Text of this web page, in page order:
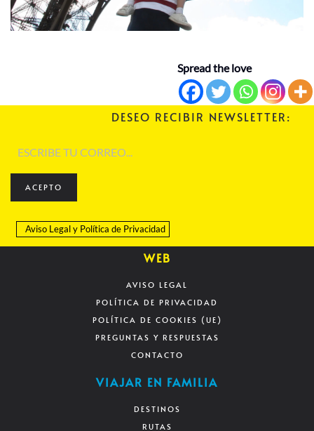
Spread the love
DESEO RECIBIR NEWSLETTER:
ACEPTO
Aviso Legaly Política de Privacidad
WEB
AVISO LEGAL
POLÍTICA DE PRIVACIDAD
POLÍTICA DE COOKIES (UE)
PREGUNTAS Y RESPUESTAS
CONTACTO
VIAJAR EN FAMILIA
DESTINOS
RUTAS